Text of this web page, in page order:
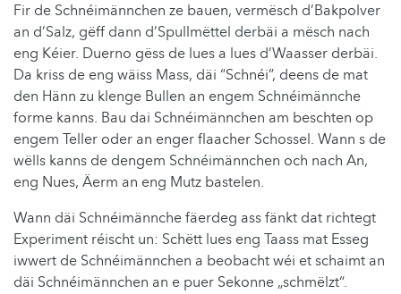
Fir de Schnéimännchen ze bauen, vermësch d’Bakpolver
an d’Salz, gëff dann d’Spullmëttel derbäi a mësch nach
eng Kéier. Duerno gëss de lues a lues d’Waasser derbäi.
Da kriss de eng wäiss Mass, däi “Schnéi”, deens de mat
den Hänn zu klenge Bullen an engem Schnéimännche
forme kanns. Bau dai Schnéimännchen am beschten op
engem Teller oder an enger flaacher Schossel. Wann s de
wëlls kanns de dengem Schnéimännchen och nach An,
eng Nues, Äerm an eng Mutz bastelen.
Wann däi Schnéimännche fäerdeg ass fänkt dat richtegt
Experiment réischt un: Schëtt lues eng Taass mat Esseg
iwwert de Schnéimännchen a beobacht wéi et schaimt an
däi Schnéimännchen an e puer Sekonne „schmëlzt“.